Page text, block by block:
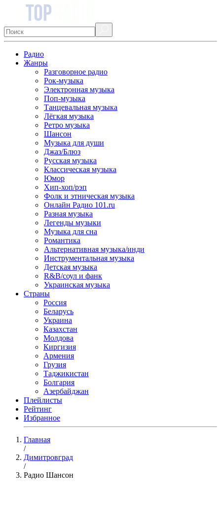
Радио
Жанры
Разговорное радио
Рок-музыка
Электронная музыка
Поп-музыка
Танцевальная музыка
Лёгкая музыка
Ретро музыка
Шансон
Музыка для души
Джаз/Блюз
Русская музыка
Классическая музыка
Юмор
Хип-хоп/рэп
Фолк и этническая музыка
Онлайн Радио 101.ru
Разная музыка
Легенды музыки
Музыка для сна
Романтика
Альтернативная музыка/инди
Инструментальная музыка
Детская музыка
R&B/cоул и фанк
Украинская музыка
Страны
Россия
Беларусь
Украина
Казахстан
Молдова
Киргизия
Армения
Грузия
Таджикистан
Болгария
Азербайджан
Плейлисты
Рейтинг
Избранное
Главная
/
Димитровград
/
Радио Шансон